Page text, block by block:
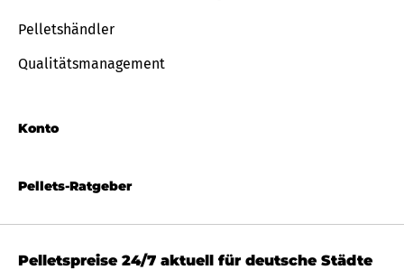
Pellets-Ratgeber
Pelletshändler
Qualitätsmanagement
Konto
Pelletspreise 24/7 aktuell für deutsche Städte